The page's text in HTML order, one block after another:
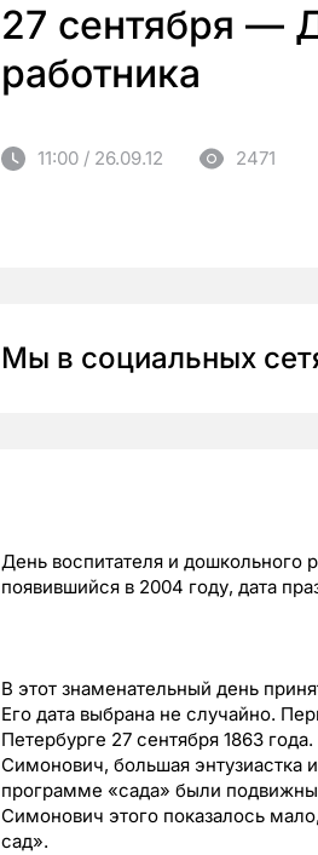
27 сентября —
работника
11:00 / 26.09.12 2471
Мы в социальных
День воспитателя и дошкольного
появившийся в 2004 году, дата
В этот знаменательный день
Его дата выбрана не случайно.
Петербурге 27 сентября 1863
Симонович, большая энтузиастка
программе «сада» были
Симонович этого показалось
сад».